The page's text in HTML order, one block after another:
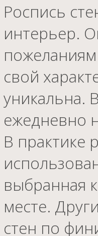
Роспись
интерьер.
пожеланиям
свой
уникальна.
ежедневно
В практике
выбранная
месте.
стен по